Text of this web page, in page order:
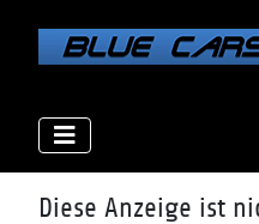
Diese Anzeige ist